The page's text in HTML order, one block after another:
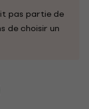
pas partie de
de choisir un